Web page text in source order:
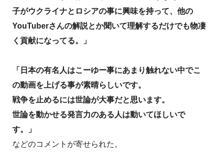
子がウクライナとロシアの事に興味を持って、他の
YouTuberさんの解説とか聞いて理解するだけでも物凄
く貢献になってる。」
「日本の有名人はこーゆー事にあまり触れない中でこ
の動画を上げる事が素晴らしいです。
戦争を止めるには世論が大事だと思います。
世論を動かせる発言力のある人は動いてほしいで
す。」
などのコメントが寄せられた。